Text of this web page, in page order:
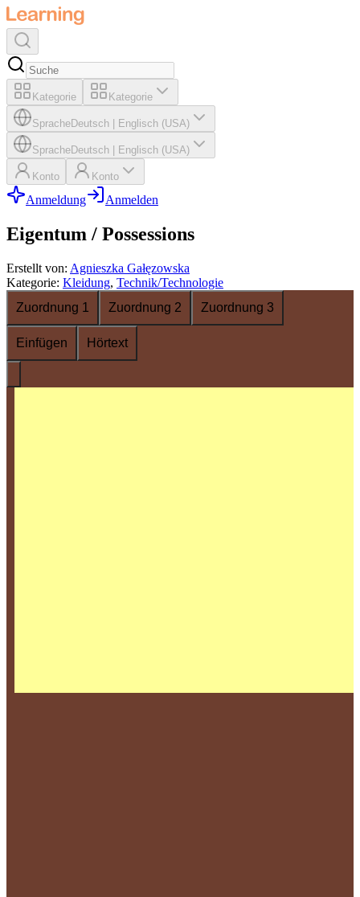
Kategorie Kategorie
SpracheDeutsch Englisch (USA)
SpracheDeutsch Englisch (USA)
Konto Konto
Anmeldung Anmelden
Eigentum / Possessions
Erstellt von: Agnieszka Gałęzowska
Kategorie: Kleidung, Technik/Technologie
Zuordnung 1
Zuordnung 2 Zuordnung 3
Einfügen Hörtext